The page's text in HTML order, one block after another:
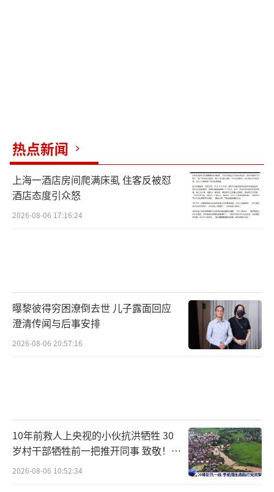
热点新闻
上海一酒店房间爬满床虱 住客反被怼
酒店态度引众怒
2026-08-06 17:16:24
曝黎彼得穷困潦倒去世 儿子露面回应
澄清传闻与后事安排
2026-08-06 20:57:16
10年前救人上央视的小伙抗洪牺牲 30
岁村干部牺牲前一把推开同事 致敬！送
别！
2026-08-06 10:52:34